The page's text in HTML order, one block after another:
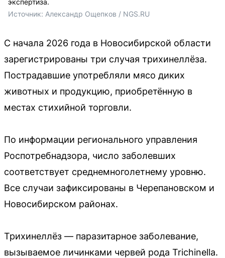
Источник: Александр Ощепков / NGS.RU
С начала 2026 года в Новосибирской области
зарегистрированы три случая трихинеллёза.
Пострадавшие употребляли мясо диких
животных и продукцию, приобретённую в
местах стихийной торговли.
По информации регионального управления
Роспотребнадзора, число заболевших
соответствует среднемноголетнему уровню.
Все случаи зафиксированы в Черепановском и
Новосибирском районах.
Трихинеллёз — паразитарное заболевание,
вызываемое личинками червей рода Trichinella.